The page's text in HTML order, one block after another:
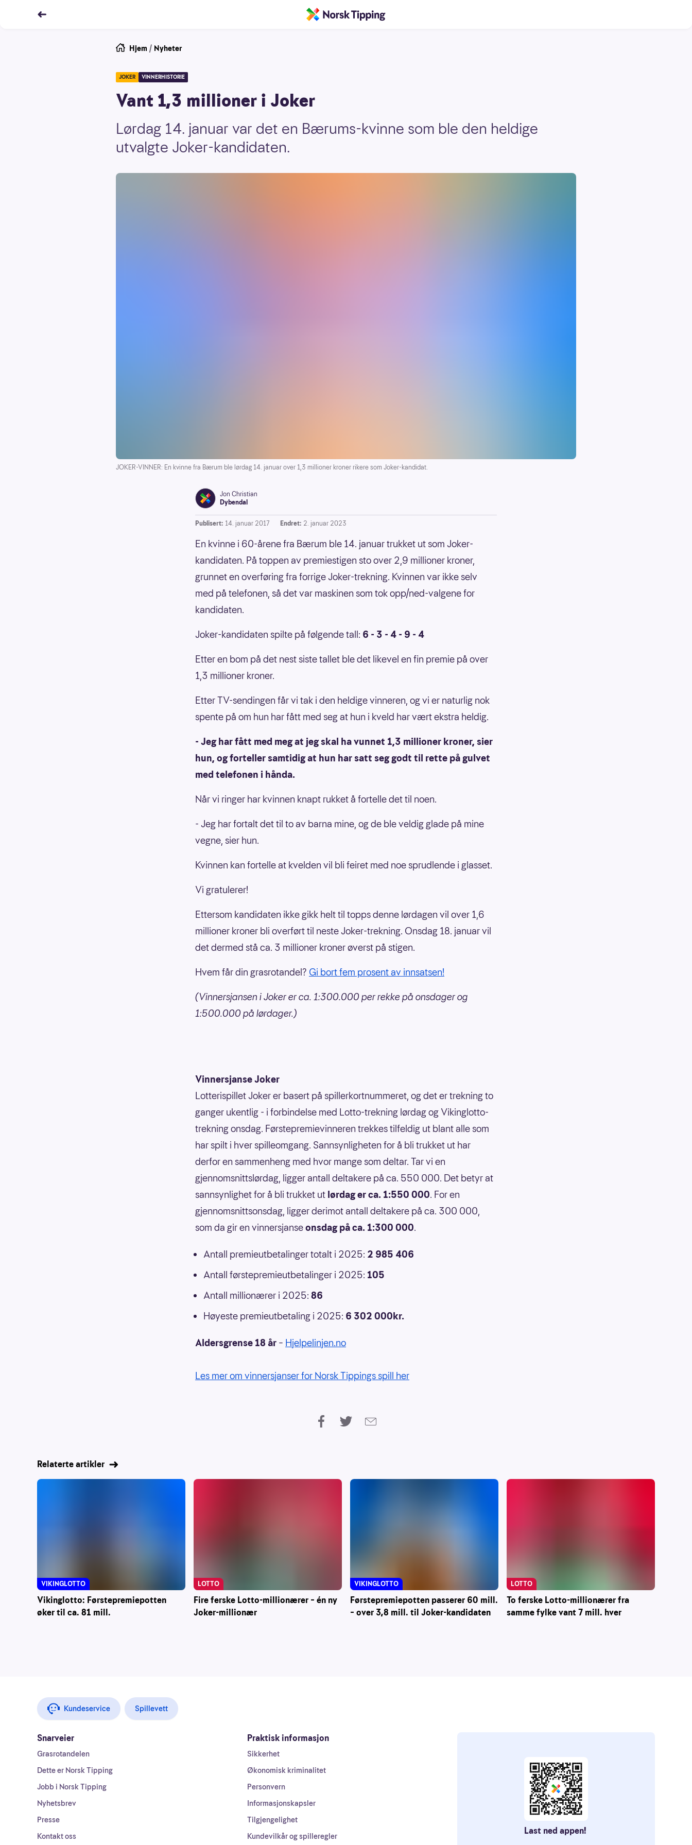
Hjem / Nyheter
JOKER VINNERHISTORIE
Vant 1,3 millioner i Joker
Lørdag 14. januar var det en Bærums-kvinne som ble den heldige
utvalgte Joker-kandidaten.
JOKER-VINNER: En kvinne fra Bærum ble lørdag 14. januar over 1,3 millioner kroner rikere som Joker-kandidat.
Jon Christian
Dybendal
Publisert: 14. januar 2017 Endret: 2. januar 2023
En kvinne i 60-årene fra Bærum ble 14. januar trukket ut som Joker-
kandidaten. På toppen av premiestigen sto over 2,9 millioner kroner,
grunnet en overføring fra forrige Joker-trekning. Kvinnen var ikke selv
med på telefonen, så det var maskinen som tok opp/ned-valgene for
kandidaten.
Joker-kandidaten spilte på følgende tall: 6 - 3 - 4 - 9 - 4
Etter en bom på det nest siste tallet ble det likevel en fin premie på over
1,3 millioner kroner.
Etter TV-sendingen får vi tak i den heldige vinneren, og vi er naturlig nok
spente på om hun har fått med seg at hun i kveld har vært ekstra heldig.
- Jeg har fått med meg at jeg skal ha vunnet 1,3 millioner kroner, sier
hun, og forteller samtidig at hun har satt seg godt til rette på gulvet
med telefonen i hånda.
Når vi ringer har kvinnen knapt rukket å fortelle det til noen.
- Jeg har fortalt det til to av barna mine, og de ble veldig glade på mine
vegne, sier hun.
Kvinnen kan fortelle at kvelden vil bli feiret med noe sprudlende i glasset.
Vi gratulerer!
Ettersom kandidaten ikke gikk helt til topps denne lørdagen vil over 1,6
millioner kroner bli overført til neste Joker-trekning. Onsdag 18. januar vil
det dermed stå ca. 3 millioner kroner øverst på stigen.
Hvem får din grasrotandel? Gi bort fem prosent av innsatsen!
(Vinnersjansen i Joker er ca. 1:300.000 per rekke på onsdager og
1:500.000 på lørdager.)
Vinnersjanse Joker
Lotterispillet Joker er basert på spillerkortnummeret, og det er trekning to
ganger ukentlig - i forbindelse med Lotto-trekning lørdag og Vikinglotto-
trekning onsdag. Førstepremievinneren trekkes tilfeldig ut blant alle som
har spilt i hver spilleomgang. Sannsynligheten for å bli trukket ut har
derfor en sammenheng med hvor mange som deltar. Tar vi en
gjennomsnittslørdag, ligger antall deltakere på ca. 550 000. Det betyr at
sannsynlighet for å bli trukket ut lørdag er ca. 1:550 000. For en
gjennomsnittsonsdag, ligger derimot antall deltakere på ca. 300 000,
som da gir en vinnersjanseonsdag på ca. 1:300 000.
Antall premieutbetalinger totalt i 2025: 2 985 406
Antall førstepremieutbetalinger i 2025: 105
Antall millionærer i 2025: 86
Høyeste premieutbetaling i 2025: 6 302 000kr.
Aldersgrense 18 år – Hjelpelinjen.no
Les mer om vinnersjanser for Norsk Tippings spill her
Relaterte artikler
Vikinglotto: Førstepremiepotten
øker til ca. 81 mill.
VIKINGLOTTO
Fire ferske Lotto-millionærer – én ny
Joker-millionær
LOTTO
Førstepremiepotten passerer 60 mill.
– over 3,8 mill. til Joker-kandidaten
VIKINGLOTTO
To ferske Lotto-millionærer fra
samme fylke vant 7 mill. hver
LOTTO
Kundeservice Spillevett
Snarveier
Grasrotandelen
Dette er Norsk Tipping
Jobb i Norsk Tipping
Nyhetsbrev
Presse
Kontakt oss
Praktisk informasjon
Sikkerhet
Økonomisk kriminalitet
Personvern
Informasjonskapsler
Tilgjengelighet
Kundevilkår og spilleregler
Last ned appen!